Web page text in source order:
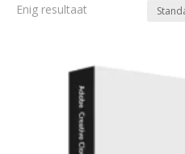
Enig resultaat